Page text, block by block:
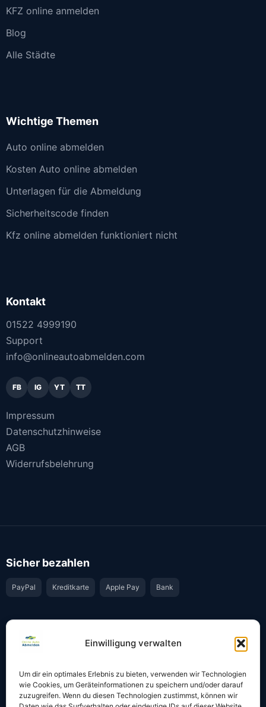
Einwilligung verwalten
Um dir ein optimales Erlebnis zu bieten, verwenden wir Technologien
wie Cookies, um Geräteinformationen zu speichern und/oder darauf
zuzugreifen. Wenn du diesen Technologien zustimmst, können wir
KFZ online anmelden
Blog
Alle Städte
Wichtige Themen
Auto online abmelden
Kosten Auto online abmelden
Unterlagen für die Abmeldung
Sicherheitscode finden
Kfz online abmelden funktioniert nicht
Kontakt
01522 4999190
Support
info@onlineautoabmelden.com
FB IG YT TT
Impressum
Datenschutzhinweise
AGB
Widerrufsbelehrung
Sicher bezahlen
PayPal Kreditkarte Apple Pay Bank
Bestätigung per E-Mail Support per WhatsApp